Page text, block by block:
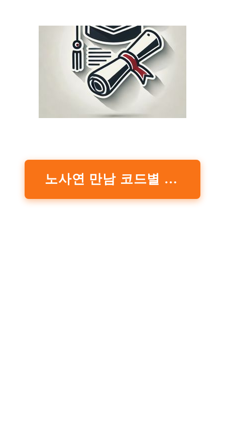
노사연 만남 코드별 악보 보러 가기